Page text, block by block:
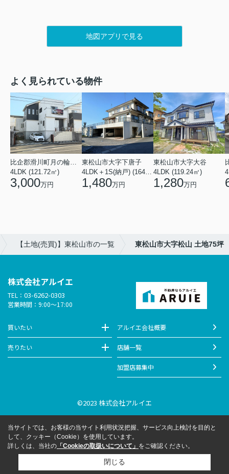
地図アプリで見る
よく見られている物件
4LDK (121.72㎡)
3,000万円
東松山市大字下唐子
1,480万円
東松山市大字大谷
4LDK (119.24㎡)
1,280万円
【土地(売買)】東松山市の一覧 東松山市大字松山 土地75坪
株式会社アルイエ
TEL： 03-6262-0303
営業時間：9:00～17:00
買いたい
売りたい
アルイエ会社概要
店舗一覧
加盟店募集中
©2023 株式会社アルイエ
当サイトでは、お客様の当サイト利用状況把握、サービス向上検討を目的と
して、クッキー（Cookie）を使用しています。
詳しくは、当社の 「Cookieの取扱いについて」 をご確認ください。
閉じる